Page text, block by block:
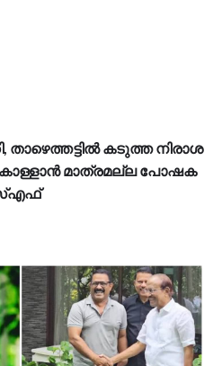
താഴെത്തട്ടിൽ കടുത്ത നിരാശ
മാത്രമല്ല പോഷക